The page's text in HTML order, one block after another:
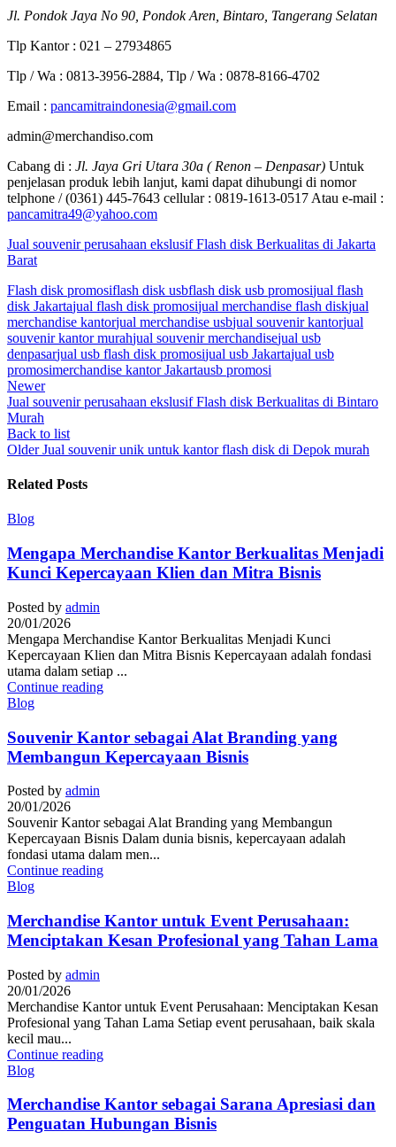
Jl. Pondok Jaya No 90, Pondok Aren, Bintaro, Tangerang Selatan
Tlp Kantor : 021 – 27934865
Tlp / Wa : 0813-3956-2884, Tlp / Wa : 0878-8166-4702
Email : pancamitraindonesia@gmail.com
admin@merchandiso.com
Cabang di : Jl. Jaya Gri Utara 30a ( Renon – Denpasar) Untuk
penjelasan produk lebih lanjut, kami dapat dihubungi di nomor
telphone / (0361) 445-7643 cellular : 0819-1613-0517 Atau e-mail :
pancamitra49@yahoo.com
Jual souvenir perusahaan ekslusif Flash disk Berkualitas di Jakarta
Barat
Flash disk promosiflash disk usbflash disk usb promosijual flash
disk Jakartajual flash disk promosijual merchandise flash diskjual
merchandise kantorjual merchandise usbjual souvenir kantorjual
souvenir kantor murahjual souvenir merchandisejual usb
denpasarjual usb flash disk promosijual usb Jakartajual usb
promosimerchandise kantor Jakartausb promosi
Newer
Jual souvenir perusahaan ekslusif Flash disk Berkualitas di Bintaro
Murah
Back to list
Older Jual souvenir unik untuk kantor flash disk di Depok murah
Related Posts
Blog
Mengapa Merchandise Kantor Berkualitas Menjadi
Kunci Kepercayaan Klien dan Mitra Bisnis
Posted by admin
20/01/2026
Mengapa Merchandise Kantor Berkualitas Menjadi Kunci
Kepercayaan Klien dan Mitra Bisnis Kepercayaan adalah fondasi
utama dalam setiap ...
Continue reading
Blog
Souvenir Kantor sebagai Alat Branding yang
Membangun Kepercayaan Bisnis
Posted by admin
20/01/2026
Souvenir Kantor sebagai Alat Branding yang Membangun
Kepercayaan Bisnis Dalam dunia bisnis, kepercayaan adalah
fondasi utama dalam men...
Continue reading
Blog
Merchandise Kantor untuk Event Perusahaan:
Menciptakan Kesan Profesional yang Tahan Lama
Posted by admin
20/01/2026
Merchandise Kantor untuk Event Perusahaan: Menciptakan Kesan
Profesional yang Tahan Lama Setiap event perusahaan, baik skala
kecil mau...
Continue reading
Blog
Merchandise Kantor sebagai Sarana Apresiasi dan
Penguatan Hubungan Bisnis